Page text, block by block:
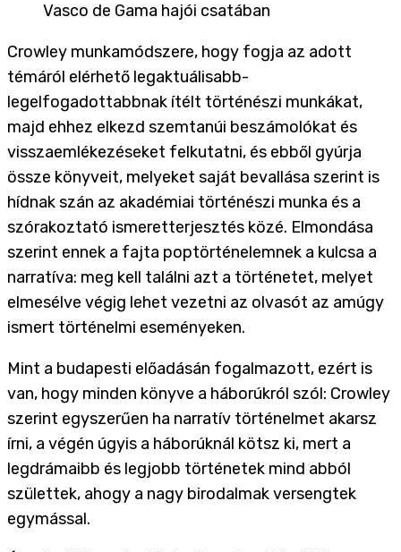
Vasco de Gama hajói csatában
Crowley munkamódszere, hogy fogja az adott
témáról elérhető legaktuálisabb-
legelfogadottabbnak ítélt történészi munkákat,
majd ehhez elkezd szemtanúi beszámolókat és
visszaemlékezéseket felkutatni, és ebből gyúrja
össze könyveit, melyeket saját bevallása szerint is
hídnak szán az akadémiai történészi munka és a
szórakoztató ismeretterjesztés közé. Elmondása
szerint ennek a fajta poptörténelemnek a kulcsa a
narratíva: meg kell találni azt a történetet, melyet
elmesélve végig lehet vezetni az olvasót az amúgy
ismert történelmi eseményeken.
Mint a budapesti előadásán fogalmazott, ezért is
van, hogy minden könyve a háborúkról szól: Crowley
szerint egyszerűen ha narratív történelmet akarsz
írni, a végén úgyis a háborúknál kötsz ki, mert a
legdrámaibb és legjobb történetek mind abból
születtek, ahogy a nagy birodalmak versengtek
egymással.